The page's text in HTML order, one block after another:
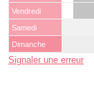
Vendredi
Samedi
Dimanche
Signaler une erreur